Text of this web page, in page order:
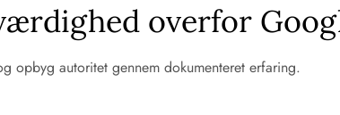
overfor
opbyg autoritet gennem dokumenteret erfaring.